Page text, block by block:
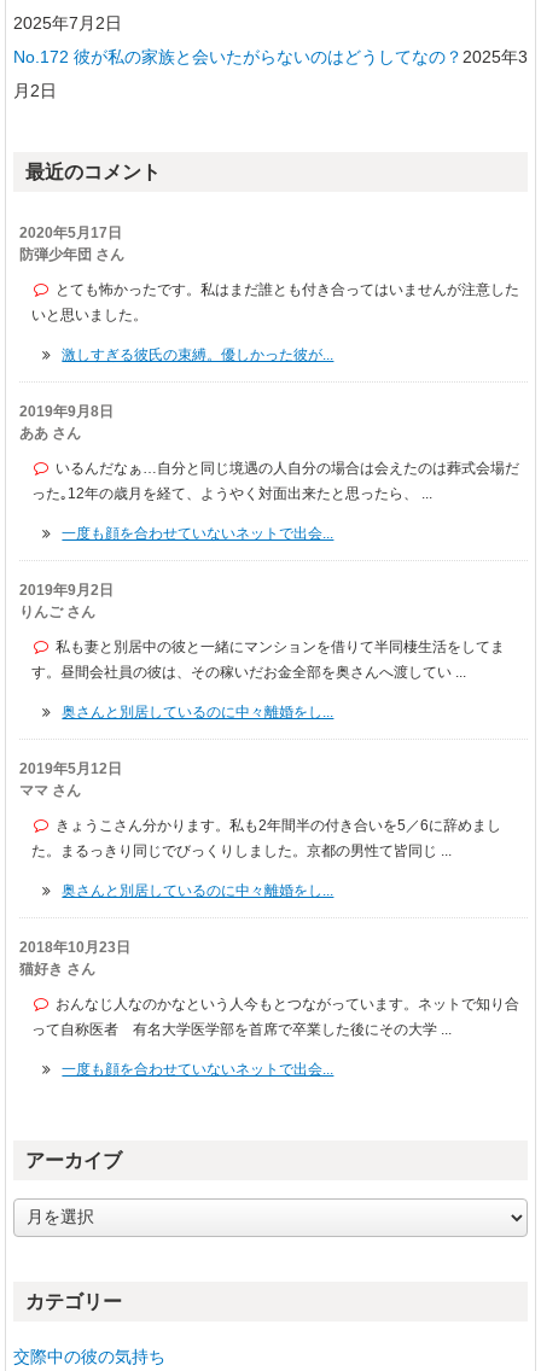
2025年7月2日
No.172 彼が私の家族と会いたがらないのはどうしてなの？ 2025年3
月2日
最近のコメント
2020年5月17日
防弾少年団 さん
とても怖かったです。私はまだ誰とも付き合ってはいませんが注意した
いと思いました。
激しすぎる彼氏の束縛。優しかった彼が...
2019年9月8日
ああ さん
いるんだなぁ…自分と同じ境遇の人自分の場合は会えたのは葬式会場だ
った｡12年の歳月を経て、ようやく対面出来たと思ったら、 ...
一度も顔を合わせていないネットで出会...
2019年9月2日
りんご さん
私も妻と別居中の彼と一緒にマンションを借りて半同棲生活をしてま
す。昼間会社員の彼は、その稼いだお金全部を奥さんへ渡してい ...
奥さんと別居しているのに中々離婚をし...
2019年5月12日
ママ さん
きょうこさん分かります。私も2年間半の付き合いを5／6に辞めまし
た。まるっきり同じでびっくりしました。京都の男性て皆同じ ...
奥さんと別居しているのに中々離婚をし...
2018年10月23日
猫好き さん
おんなじ人なのかなという人今もとつながっています。ネットで知り合
って自称医者 有名大学医学部を首席で卒業した後にその大学 ...
一度も顔を合わせていないネットで出会...
アーカイブ
ア
ー
ブカテゴリー
交際中の彼の気持ち